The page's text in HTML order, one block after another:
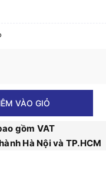
VÀO GIỎ
gồm VAT
Hà Nội và TP.HCM